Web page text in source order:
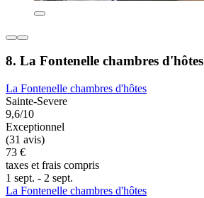
8. La Fontenelle chambres d'hôtes
La Fontenelle chambres d'hôtes
Sainte-Severe
9,6/10
Exceptionnel
(31 avis)
73 €
taxes et frais compris
1 sept. - 2 sept.
La Fontenelle chambres d'hôtes